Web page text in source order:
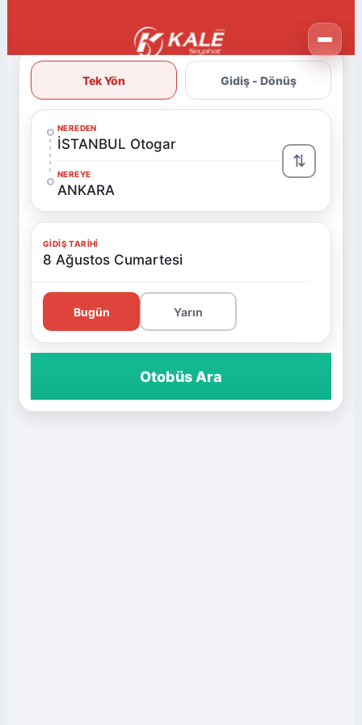
Tek Yön Gidiş - Dönüş
NEREDEN
İSTANBUL Otogar
NEREYE
ANKARA
⇅
GIDIŞ TARIHI
8 Ağustos Cumartesi
Bugün Yarın
Otobüs Ara